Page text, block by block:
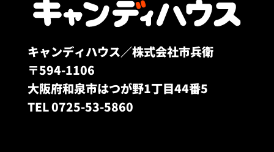
キャンディハウス／株式会社市兵衛
〒594-1106
大阪府和泉市はつが野1丁目44番5
TEL 0725-53-5860